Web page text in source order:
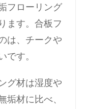
フローリング
ます。合板フ
は、チークや
です。
グ材は湿度や
垢材に比べ、